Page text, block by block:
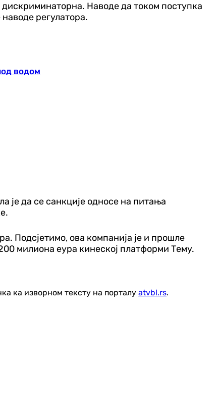
Наводе да током поступка
регулатора.
водом
да се санкције односе на питања
Подсјетимо, ова компанија је и прошле
милиона еура кинеској платформи Тему.
ка изворном тексту на порталу atvbl.rs.